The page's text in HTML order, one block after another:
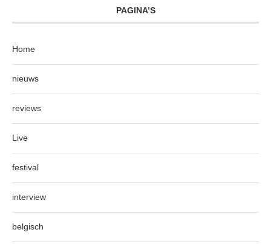
PAGINA’S
Home
nieuws
reviews
Live
festival
interview
belgisch